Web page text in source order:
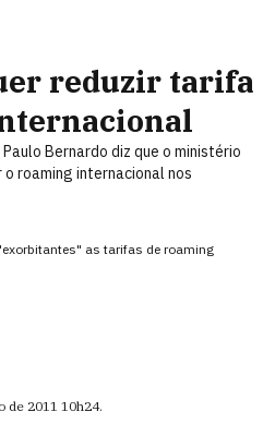
reduzir tarifa
Bernardo diz que o ministério
roaming internacional nos
as tarifas de roaming
de 2011 10h24.